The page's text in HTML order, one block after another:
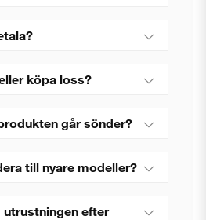
köpa loss?
går sönder?
till nyare modeller?
utrustningen efter